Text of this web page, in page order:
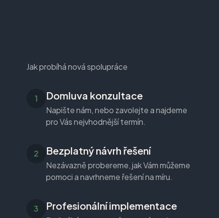
Jak probíhá nová spolupráce
Domluva konzultace
Napište nám, nebo zavolejte a najdeme
pro Vás nejvhodnější termín.
Bezplatný návrh řešení
Nezávazně probereme, jak Vám můžeme
pomoci a navrhneme řešení na míru.
Profesionální implementace